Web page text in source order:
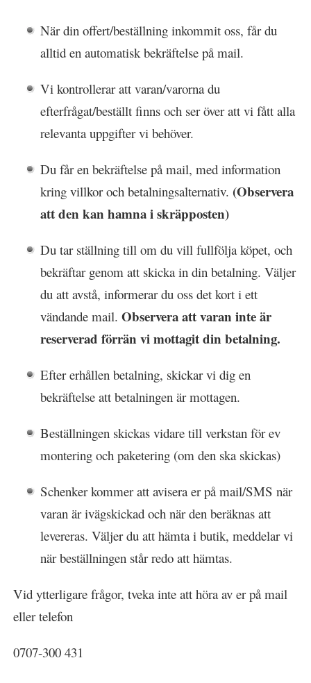
När din offert/beställning inkommit oss, får du
alltid en automatisk bekräftelse på mail.
Vi kontrollerar att varan/varorna du
efterfrågat/beställt finns och ser över att vi fått alla
relevanta uppgifter vi behöver.
Du får en bekräftelse på mail, med information
kring villkor och betalningsalternativ. (Observera
att den kan hamna i skräpposten)
Du tar ställning till om du vill fullfölja köpet, och
bekräftar genom att skicka in din betalning. Väljer
du att avstå, informerar du oss det kort i ett
vändande mail. Observera att varan inte är
reserverad förrän vi mottagit din betalning.
Efter erhållen betalning, skickar vi dig en
bekräftelse att betalningen är mottagen.
Beställningen skickas vidare till verkstan för ev
montering och paketering (om den ska skickas)
Schenker kommer att avisera er på mail/SMS när
varan är ivägskickad och när den beräknas att
levereras. Väljer du att hämta i butik, meddelar vi
när beställningen står redo att hämtas.
Vid ytterligare frågor, tveka inte att höra av er på mail
eller telefon
0707-300 431